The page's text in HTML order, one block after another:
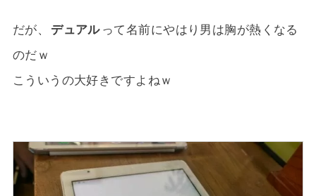
だが、 デュアル って名前にやはり男は胸が熱くなる
のだｗ
こういうの大好きですよねｗ